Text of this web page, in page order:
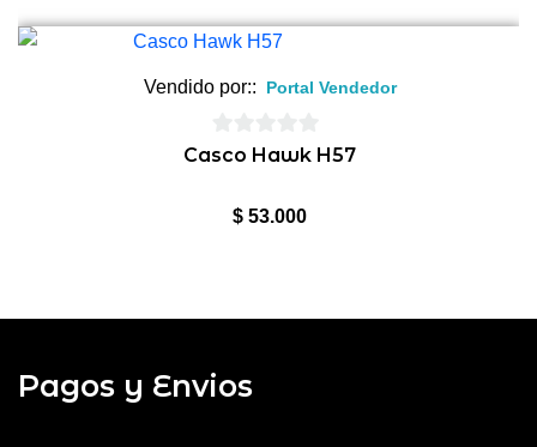
Vendido por:: Portal Vendedor
0
Casco Hawk H57
$ 53.000
Pagos y Envios